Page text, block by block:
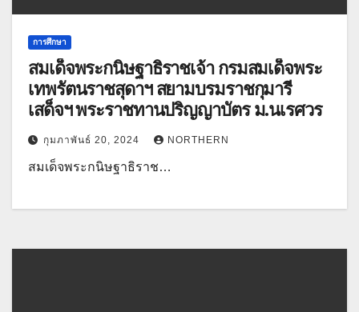
การศึกษา
สมเด็จพระกนิษฐาธิราชเจ้า กรมสมเด็จพระ
เทพรัตนราชสุดาฯ สยามบรมราชกุมารี
เสด็จฯ พระราชทานปริญญาบัตร ม.นเรศวร
กุมภาพันธ์ 20, 2024 NORTHERN
สมเด็จพระกนิษฐาธิราช…